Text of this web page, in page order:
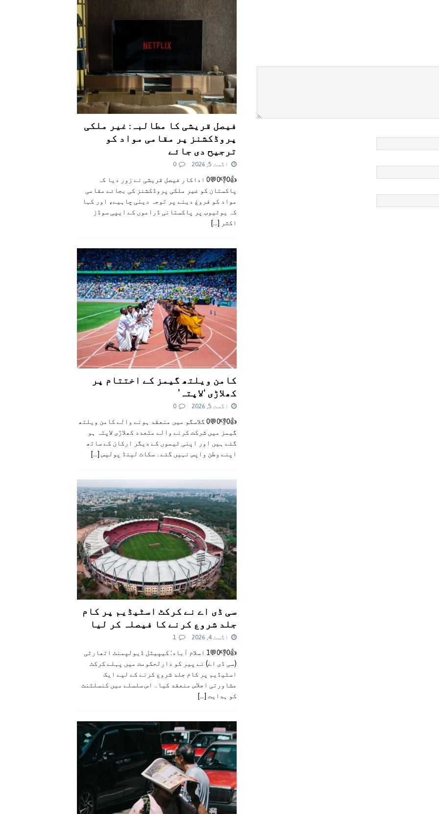
فیصل قریشی کا مطالبہ: غیر ملکی
پروڈکشنز پر مقامی مواد کو
ترجیح دی جائے
اگست 5, 2026 0
👍0👎0💬0 اداکار فیصل قریشی نے زور دیا کہ
پاکستان کو غیر ملکی پروڈکشنز کی بجائے مقامی
مواد کو فروغ دینے پر توجہ دینی چاہیے، اور کہا
کہ یوٹیوب پر پاکستانی ڈراموں کے ایپی سوڈز
اکثر
[...]
کامن ویلتھ گیمز کے اختتام پر
کھلاڑی ‘لاپتہ’
اگست 5, 2026 0
👍0👎0💬0 گلاسگو میں منعقد ہونے والے کامن ویلتھ
گیمز میں شرکت کرنے والے متعدد کھلاڑی لاپتہ ہو
گئے ہیں اور اپنی ٹیموں کے دیگر ارکان کے ساتھ
اپنے وطن واپس نہیں گئے۔ سکاٹ لینڈ پولیس [...]
سی ڈی اے نے کرکٹ اسٹیڈیم پر کام
جلد شروع کرنے کا فیصلہ کر لیا
اگست 4, 2026 1
👍0👎0💬1 اسلام آباد: کیپیٹل ڈیولپمنٹ اتھارٹی
(سی ڈی اے) نے پیر کو دارلحکومت میں پہلے کرکٹ
اسٹیڈیم پر کام جلد شروع کرنے کے لیے ایک
مشاورتی اجلاس منعقد کیا۔ اس سلسلے میں کنسلٹنٹ
کو ہدایت [...]